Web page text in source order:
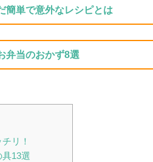
簡単で意外なレシピとは
弁当のおかず8選
リ！
13選